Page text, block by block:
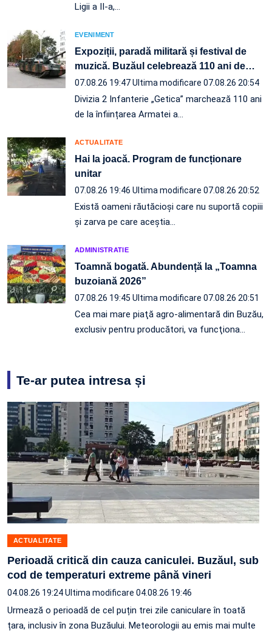
Ligii a II-a,…
EVENIMENT
Expoziții, paradă militară și festival de
muzică. Buzăul celebrează 110 ani de…
07.08.26 19:47Ultima modificare 07.08.26 20:54
Divizia 2 Infanterie „Getica” marchează 110 ani
de la înființarea Armatei a…
ACTUALITATE
Hai la joacă. Program de funcționare
unitar
07.08.26 19:46 Ultima modificare 07.08.26 20:52
Există oameni răutăcioși care nu suportă copiii
și zarva pe care aceștia…
ADMINISTRATIE
Toamnă bogată. Abundență la „Toamna
buzoiană 2026”
07.08.26 19:45 Ultima modificare 07.08.26 20:51
Cea mai mare piaţă agro-alimentară din Buzău,
exclusiv pentru producători, va funcţiona…
Te-ar putea intresa și
ACTUALITATE
Perioadă critică din cauza caniculei. Buzăul, sub
cod de temperaturi extreme până vineri
04.08.26 19:24Ultima modificare 04.08.26 19:46
Urmează o perioadă de cel puțin trei zile caniculare în toată
țara, inclusiv în zona Buzăului. Meteorologii au emis mai multe